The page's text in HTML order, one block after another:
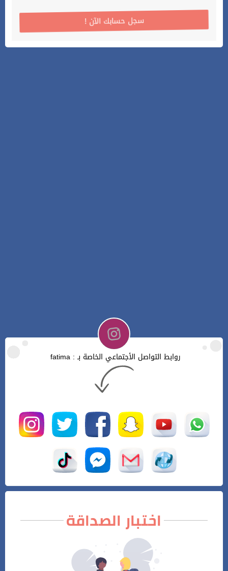
! سجل حسابك الآن
روابط التواصل الأجتماعي الخاصة بـ : fatima
اختبار الصداقة